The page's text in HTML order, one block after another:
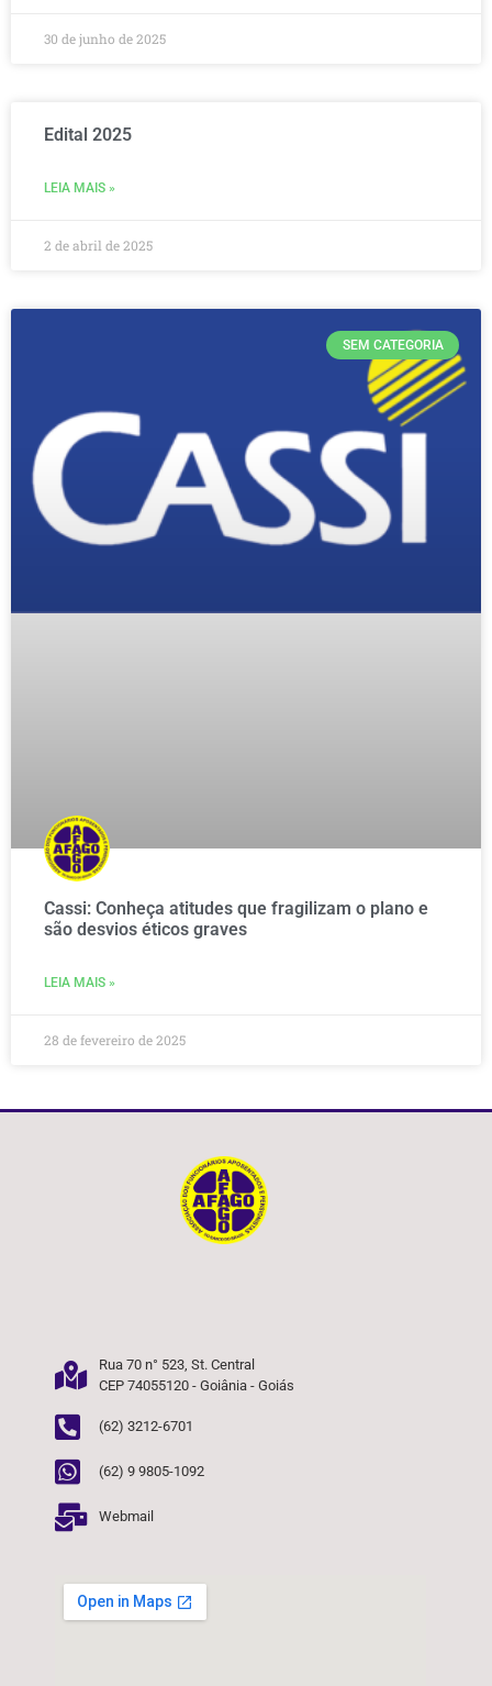
30 de junho de 2025
Edital 2025
LEIA MAIS »
2 de abril de 2025
SEM CATEGORIA
Cassi: Conheça atitudes que fragilizam o plano e
são desvios éticos graves
LEIA MAIS »
28 de fevereiro de 2025
Rua 70 n° 523, St. Central
CEP 74055120 - Goiânia - Goiás
(62) 3212-6701
(62) 9 9805-1092
Webmail